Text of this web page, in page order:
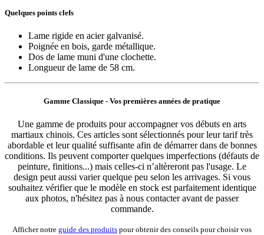
Quelques points clefs
Lame rigide en acier galvanisé.
Poignée en bois, garde métallique.
Dos de lame muni d'une clochette.
Longueur de lame de 58 cm.
Gamme Classique - Vos premières années de pratique
Une gamme de produits pour accompagner vos débuts en arts
martiaux chinois. Ces articles sont sélectionnés pour leur tarif très
abordable et leur qualité suffisante afin de démarrer dans de bonnes
conditions. Ils peuvent comporter quelques imperfections (défauts de
peinture, finitions...) mais celles-ci n’altèreront pas l'usage. Le
design peut aussi varier quelque peu selon les arrivages. Si vous
souhaitez vérifier que le modèle en stock est parfaitement identique
aux photos, n'hésitez pas à nous contacter avant de passer
commande.
Afficher notre guide des produits pour obtenir des conseils pour choisir vos